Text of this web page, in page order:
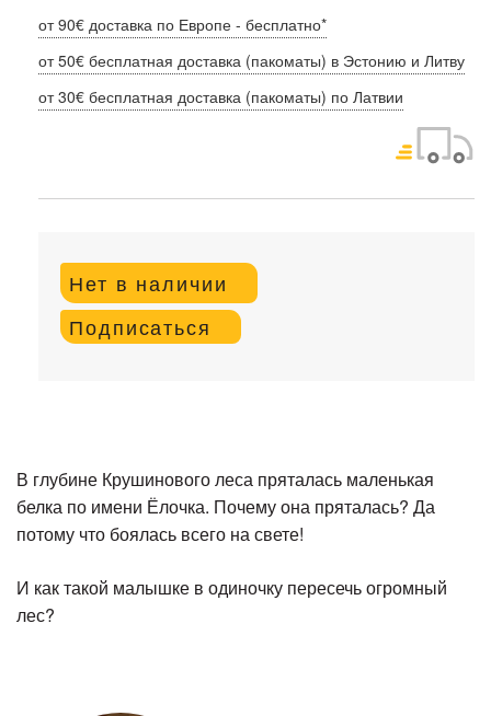
от 90€ доставка по Европе - бесплатно*
от 50€ бесплатная доставка (пакоматы) в Эстонию и Литву
от 30€ бесплатная доставка (пакоматы) по Латвии
Нет в наличии
Подписаться
В глубине Крушинового леса пряталась маленькая
белка по имени Ёлочка. Почему она пряталась? Да
потому что боялась всего на свете!
И как такой малышке в одиночку пересечь огромный
лес?